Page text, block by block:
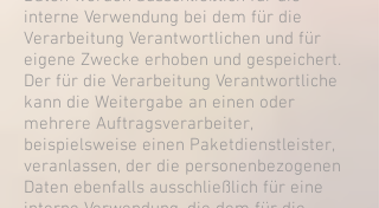
interne Verwendung bei dem für die
Verarbeitung Verantwortlichen und für
eigene Zwecke erhoben und gespeichert.
Der für die Verarbeitung Verantwortliche
kann die Weitergabe an einen oder
mehrere Auftragsverarbeiter,
beispielsweise einen Paketdienstleister,
veranlassen, der die personenbezogenen
Daten ebenfalls ausschließlich für eine